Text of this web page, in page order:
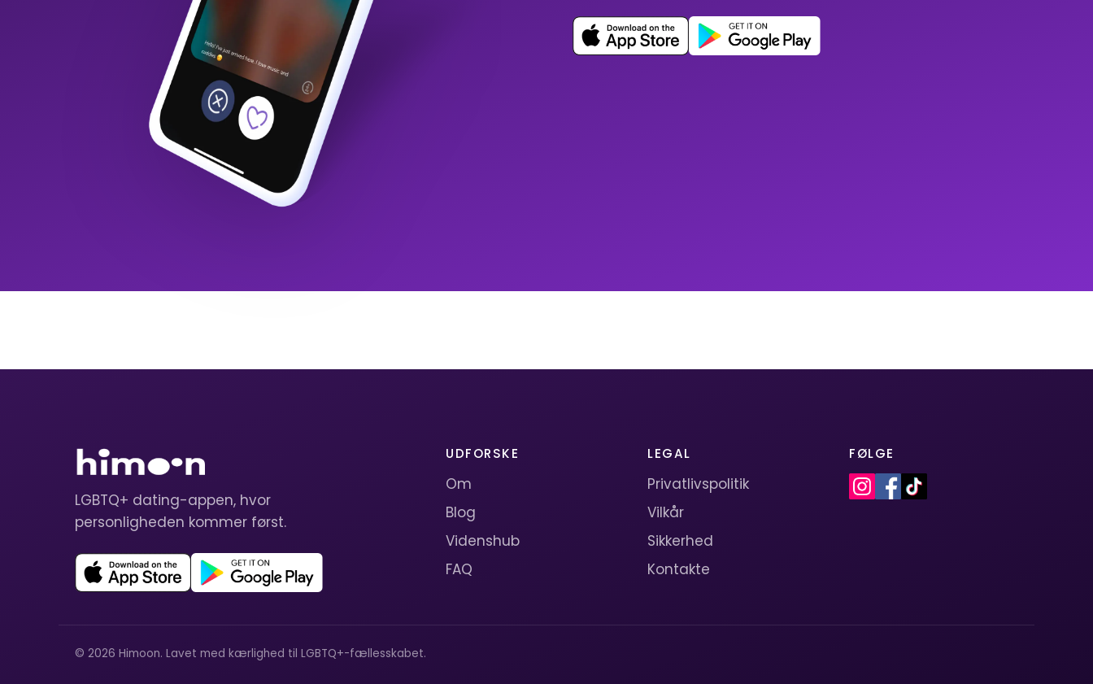
LGBTQ+ dating-appen, hvor
personligheden kommer først.
UDFORSKE
Om
Blog
Videnshub
FAQ
LEGAL
Privatlivspolitik
Vilkår
Sikkerhed
Kontakte
FØLGE
© 2026 Himoon. Lavet med kærlighed til LGBTQ+-fællesskabet.